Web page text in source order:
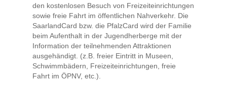
den kostenlosen Besuch von Freizeiteinrichtungen
sowie freie Fahrt im öffentlichen Nahverkehr. Die
SaarlandCard bzw. die PfalzCard wird der Familie
beim Aufenthalt in der Jugendherberge mit der
Information der teilnehmenden Attraktionen
ausgehändigt. (z.B. freier Eintritt in Museen,
Schwimmbädern, Freizeiteinrichtungen, freie
Fahrt im ÖPNV, etc.).